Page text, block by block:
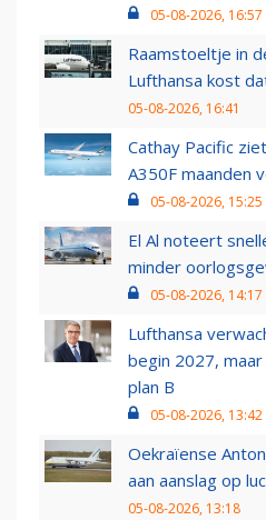
05-08-2026, 16:57
Raamstoeltje in
Lufthansa kost
05-08-2026, 16:41
Cathay Pacific
A350F maanden
05-08-2026, 15:25
El Al noteert
minder
05-08-2026, 14:17
Lufthansa
begin 2027,
plan B
05-08-2026, 13:42
Oekraïense
aan aanslag op
05-08-2026, 13:18